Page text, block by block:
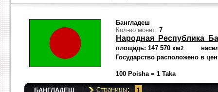
Бангладеш
Кол-во монет: 7
Народная Республика
площадь: 147 570 км2
Государство расположено в
100 Poisha = 1 Taka
БАНГЛАДЕШ 1